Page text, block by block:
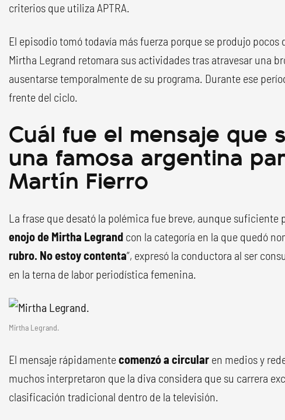
criterios que utiliza APTRA.
El episodio tomó todavía más fuerza porque se produjo pocos
Mirtha Legrand retomara sus actividades tras atravesar una
ausentarse temporalmente de su programa. Durante ese
frente del ciclo.
Cuál fue el mensaje que
una famosa argentina
Martín Fierro
La frase que desató la polémica fue breve, aunque suficiente
enojo de Mirtha Legrand con la categoría en la que quedó
rubro. No estoy contenta”, expresó la conductora al ser
en la terna de labor periodística femenina.
Mirtha Legrand.
El mensaje rápidamentecomenzó a circular en medios y
muchos interpretaron que la diva considera que su carrera
clasificación tradicional dentro de la televisión.